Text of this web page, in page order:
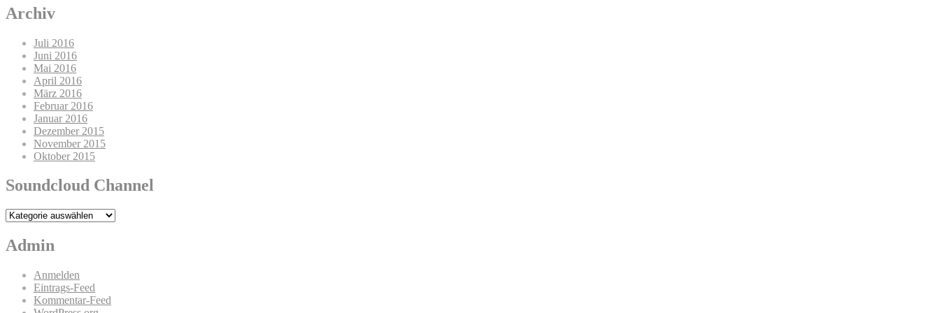
Archiv
Juli 2016
Juni 2016
Mai 2016
April 2016
März 2016
Februar 2016
Januar 2016
Dezember 2015
November 2015
Oktober 2015
Soundcloud Channel
Soundcloud
Admin
Anmelden
Eintrags-Feed
Kommentar-Feed